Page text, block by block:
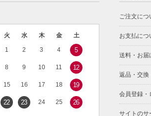
火 水 木 金 土
1 2 3 4 5
8 9 10 11 12
15 16 17 18 19
22 23 24 25 26
ご注文につ
お支払につ
送料・お届
返品・交換
会員登録・
サイトのサ